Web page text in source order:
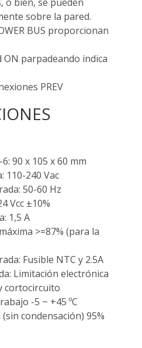
sobre la pared.
BUS proporcionan
ON parpadeando indica
PREV
90 x 105 x 60 mm
110-240 Vac
50-60 Hz
Vcc ±10%
1,5 A
>=87% (para la
Fusible NTC y 2.5A
Limitación electrónica
cortocircuito
-5 ~ +45 ºC
condensación) 95%